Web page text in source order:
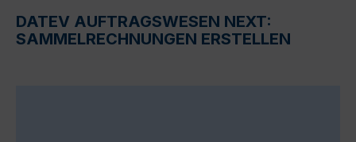
DATEV AUFTRAGSWESEN NEXT:
SAMMELRECHNUNGEN ERSTELLEN